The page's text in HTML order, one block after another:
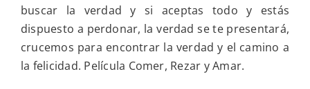
buscar la verdad y si aceptas todo y estás
dispuesto a perdonar, la verdad se te presentará,
crucemos para encontrar la verdad y el camino a
la felicidad. Película Comer, Rezar y Amar.